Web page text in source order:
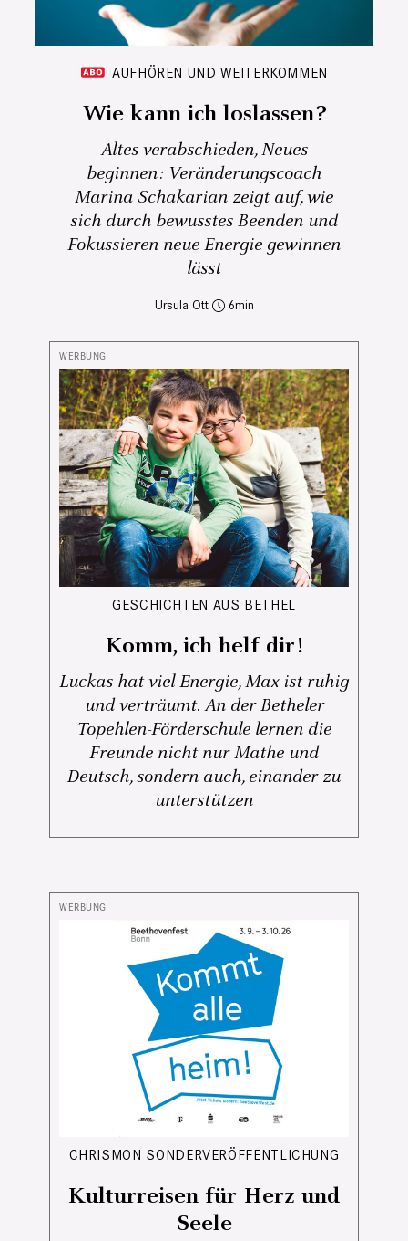
AUFHÖREN UND WEITERKOMMEN
Wie kann ich loslassen?
Altes verabschieden, Neues
beginnen: Veränderungscoach
Marina Schakarian zeigt auf, wie
sich durch bewusstes Beenden und
Fokussieren neue Energie gewinnen
lässt
Ursula Ott 6
GESCHICHTEN AUS BETHEL
Komm, ich helf dir!
Luckas hat viel Energie, Max ist ruhig
und verträumt. An der Betheler
Topehlen-Förderschule lernen die
Freunde nicht nur Mathe und
Deutsch, sondern auch, einander zu
unterstützen
CHRISMON SONDERVERÖFFENTLICHUNG
Kulturreisen für Herz und
Seele